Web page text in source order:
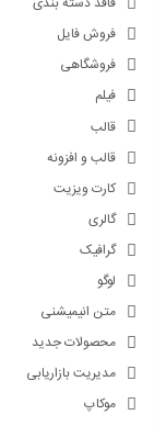
فروش فایل
فروشگاهی
فیلم
قالب
قالب و افزونه
کارت ویزیت
گالری
گرافیک
لوگو
متن انیمیشنی
محصولات جدید
مدیریت بازاریابی
موکاپ